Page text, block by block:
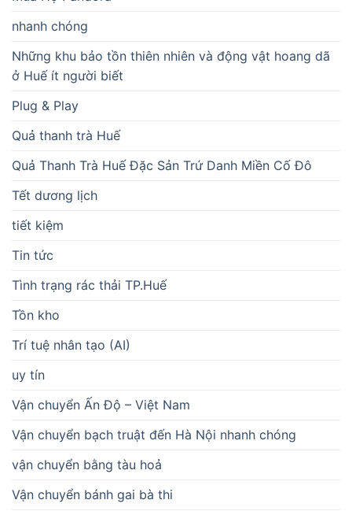
nhanh chóng
Những khu bảo tồn thiên nhiên và động vật hoang dã
ở Huế ít người biết
Plug & Play
Quả thanh trà Huế
Quả Thanh Trà Huế Đặc Sản Trứ Danh Miền Cố Đô
Tết dương lịch
tiết kiệm
Tin tức
Tình trạng rác thải TP.Huế
Tồn kho
Trí tuệ nhân tạo (AI)
uy tín
Vận chuyển Ấn Độ – Việt Nam
Vận chuyển bạch truật đến Hà Nội nhanh chóng
vận chuyển bằng tàu hoả
Vận chuyển bánh gai bà thi